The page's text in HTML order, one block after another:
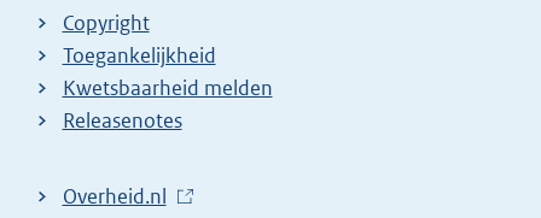
Copyright
Toegankelijkheid
Kwetsbaarheid melden
Releasenotes
L
Overheid.nl